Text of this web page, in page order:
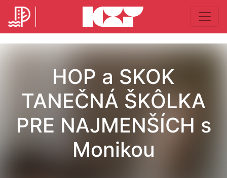
HOP a SKOK
TANEČNÁ ŠKÔLKA
PRE NAJMENŠÍCH s
Monikou